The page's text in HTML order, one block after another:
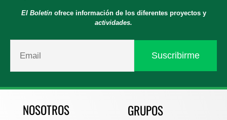
El Boletínofrece información de los diferentes proyectos y
actividades.
NOSOTROS GRUPOS